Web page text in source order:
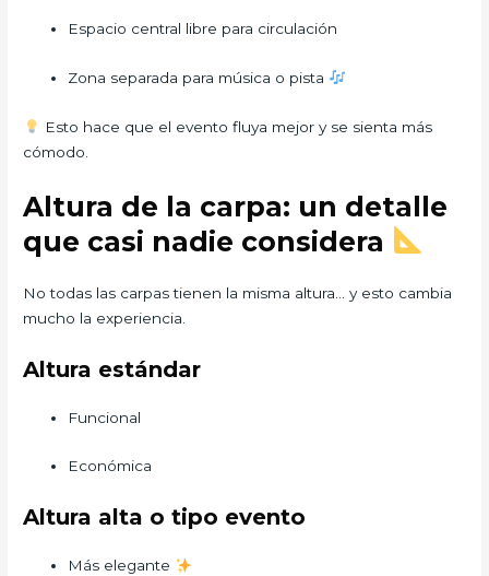
Espacio central libre para circulación
Zona separada para música o pista
Esto hace que el evento fluya mejor y se sienta más
cómodo.
Altura de la carpa: un detalle
que casi nadie considera
No todas las carpas tienen la misma altura… y esto cambia
mucho la experiencia.
Altura estándar
Funcional
Económica
Altura alta o tipo evento
Más elegante